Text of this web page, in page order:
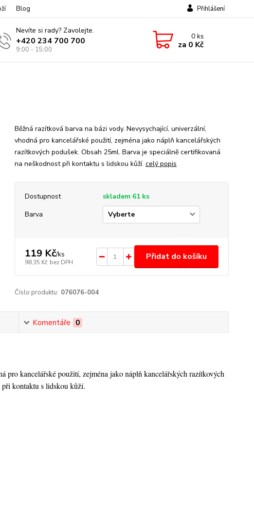
Blog Přihlášení
Nevíte si rady? Zavolejte.
+420 234 700 700
9:00 - 15:00
0ks
za 0 Kč
Běžná razítková barva na bázi vody. Nevysychající, univerzální,
vhodná pro kancelářské použití, zejména jako náplň kancelářských
razítkových podušek. Obsah 25ml. Barva je speciálně certifikovaná
na neškodnost při kontaktu s lidskou kůží. celý popis
Dostupnost
skladem 61 ks
Barva
119 Kč/ks
98,35 Kč bez DPH
Přidat do košíku
Číslo produktu: 076076-004
Komentáře 0
kancelářské použití, zejména jako náplň kancelářských razítkových
při kontaktu s lidskou kůží.